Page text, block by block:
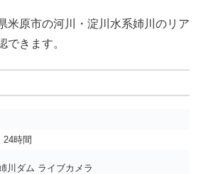
米原市の河川・淀川水系姉川のリア
できます。
24時間
川ダム ライブカメラ